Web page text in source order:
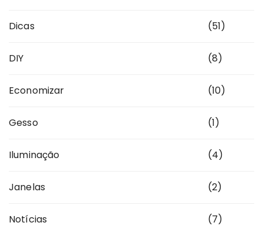
Dicas (51)
DIY (8)
Economizar (10)
Gesso (1)
Iluminação (4)
Janelas (2)
Notícias (7)